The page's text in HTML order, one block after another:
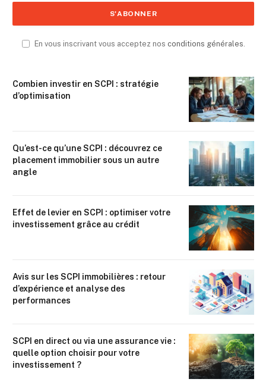
En vous inscrivant vous acceptez nos conditions générales
Combien investir en SCPI : stratégie
d’optimisation
Qu’est-ce qu’une SCPI : découvrez ce
placement immobilier sous un autre
angle
Effet de levier en SCPI : optimiser votre
investissement grâce au crédit
Avis sur les SCPI immobilières : retour
d’expérience et analyse des
performances
SCPI en direct ou via une assurance vie :
quelle option choisir pour votre
investissement ?